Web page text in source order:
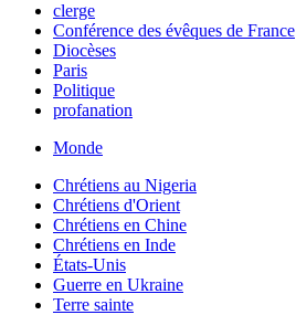
clerge
Conférence des évêques de France
Diocèses
Paris
Politique
profanation
Monde
Chrétiens au Nigeria
Chrétiens d'Orient
Chrétiens en Chine
Chrétiens en Inde
États-Unis
Guerre en Ukraine
Terre sainte